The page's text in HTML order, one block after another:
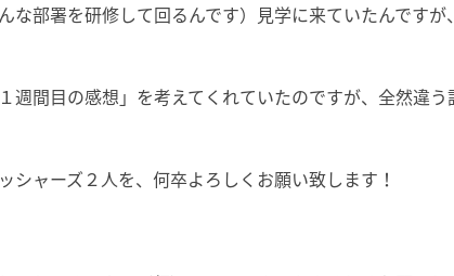
な部署を研修して回るんです）見学に来ていたんです
週間目の感想」を考えてくれていたのですが、全然違
ャーズ２人を、何卒よろしくお願い致します！